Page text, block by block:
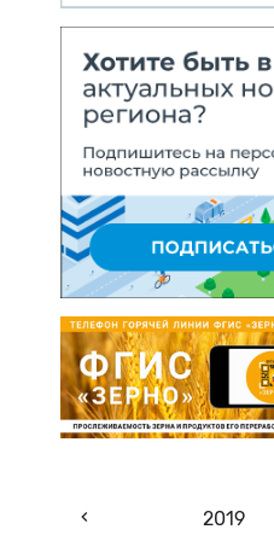
2019